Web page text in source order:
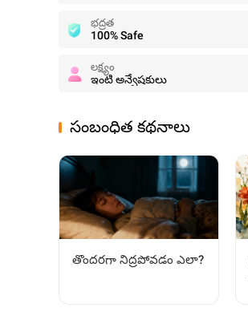
భద్రత
100% Safe
లక్ష్యం
ఇంటి అన్వేషకులు
సంబంధిత కథనాలు
తొందరగా నిద్రపోవడం ఎలా?